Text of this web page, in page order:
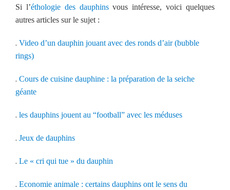
Si l’éthologie des dauphinsvous intéresse, voici quelques
autres articles sur le sujet :
. Video d’un dauphin jouant avec des ronds d’air (bubble
rings)
. Cours de cuisine dauphine : la préparation de la seiche
géante
. les dauphins jouent au “football” avec les méduses
. Jeux de dauphins
. Le « cri qui tue » du dauphin
. Economie animale : certains dauphins ont le sens du